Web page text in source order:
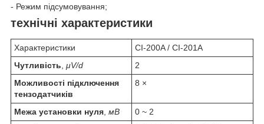
- Режим підсумовування;
технічні характеристики
Характеристики
CI-200A / CI-201A
Чутливість μV/d
2
Можливості підключення
тензодатчиків
8 ×
Межа установки нуля мВ
0 ~ 2